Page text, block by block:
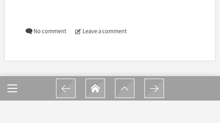
No comment Leave a comment
合わせて読む